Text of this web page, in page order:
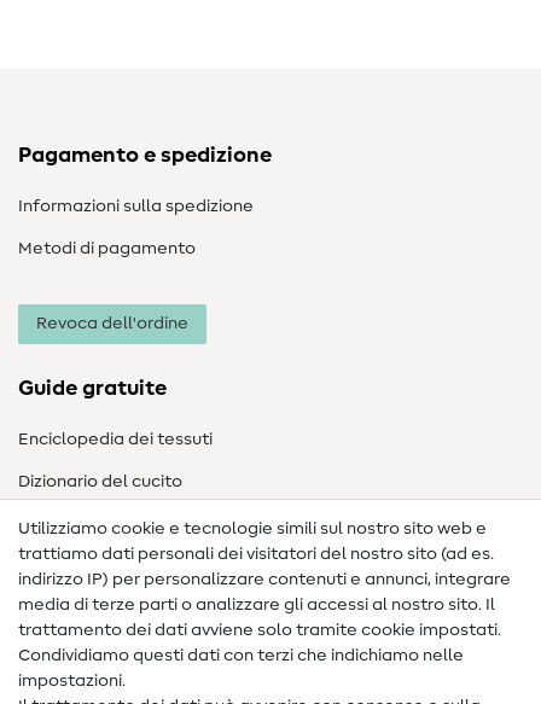
Pagamento e spedizione
Informazioni sulla spedizione
Metodi di pagamento
Revoca dell'ordine
Guide gratuite
Enciclopedia dei tessuti
Dizionario del cucito
Nähanleitungen
Assistenza e contatto
Contatto
Informazioni sul nuovo proprietario
Utilizziamo cookie e tecnologie simili sul nostro sito web e
trattiamo dati personali dei visitatori del nostro sito (ad es.
indirizzo IP) per personalizzare contenuti e annunci, integrare
media di terze parti o analizzare gli accessi al nostro sito. Il
trattamento dei dati avviene solo tramite cookie impostati.
Condividiamo questi dati con terzi che indichiamo nelle
impostazioni.